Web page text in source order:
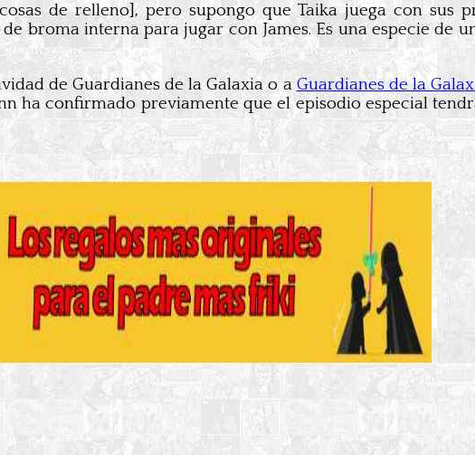
de relleno], pero supongo que Taika juega con sus
broma interna para jugar con James. Es una especie de
de Guardianes de la Galaxia o a Guardianes de la
ha confirmado previamente que el episodio especial